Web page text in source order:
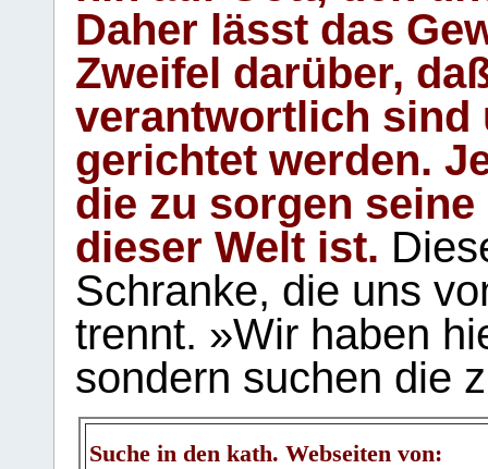
Daher lässt das
Zweifel darüber,
verantwortlich sind
gerichtet werden.
die zu sorgen
dieser Welt ist.
Schranke, die uns
trennt. »Wir haben
sondern suchen die
Suche in den kath. Webseiten von: